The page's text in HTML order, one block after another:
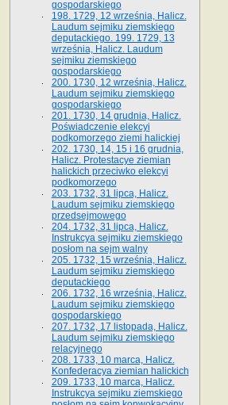
gospodarskiego
198. 1729, 12 września, Halicz.
Laudum sejmiku ziemskiego
deputackiego. 199. 1729, 13
września, Halicz. Laudum
sejmiku ziemskiego
gospodarskiego
200. 1730, 12 września, Halicz.
Laudum sejmiku ziemskiego
gospodarskiego
201. 1730, 14 grudnia, Halicz.
Poświadczenie elekcyi
podkomorzego ziemi halickiej
202. 1730, 14, 15 i 16 grudnia,
Halicz. Protestacye ziemian
halickich przeciwko elekcyi
podkomorzego
203. 1732, 31 lipca, Halicz.
Laudum sejmiku ziemskiego
przedsejmowego
204. 1732, 31 lipca, Halicz.
Instrukcya sejmiku ziemskiego
posłom na sejm walny
205. 1732, 15 września, Halicz.
Laudum sejmiku ziemskiego
deputackiego
206. 1732, 16 września, Halicz.
Laudum sejmiku ziemskiego
gospodarskiego
207. 1732, 17 listopada, Halicz.
Laudum sejmiku ziemskiego
relacyjnego
208. 1733, 10 marca, Halicz.
Konfederacya ziemian halickich­
209. 1733, 10 marca, Halicz.
Instrukcya sejmiku ziemskiego